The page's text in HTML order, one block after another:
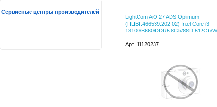
LightCom AiO 27 ADS Optimum
(ПЦВТ.466539.202-02) Intel Core i3
13100/B660/DDR5 8Gb/SSD 512Gb/
Арт. 11120237
Сервисные центры производителей